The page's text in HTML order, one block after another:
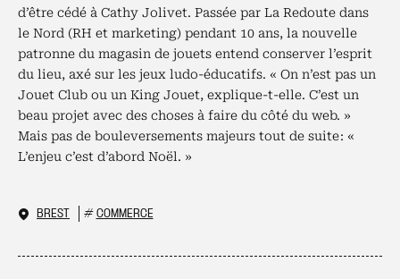
d’être cédé à Cathy Jolivet. Passée par La Redoute dans
le Nord (RH et marketing) pendant 10 ans, la nouvelle
patronne du magasin de jouets entend conserver l’esprit
du lieu, axé sur les jeux ludo-éducatifs. « On n’est pas un
Jouet Club ou un King Jouet, explique-t-elle. C’est un
beau projet avec des choses à faire du côté du web. »
Mais pas de bouleversements majeurs tout de suite : «
L’enjeu c’est d’abord Noël. »
BREST # COMMERCE